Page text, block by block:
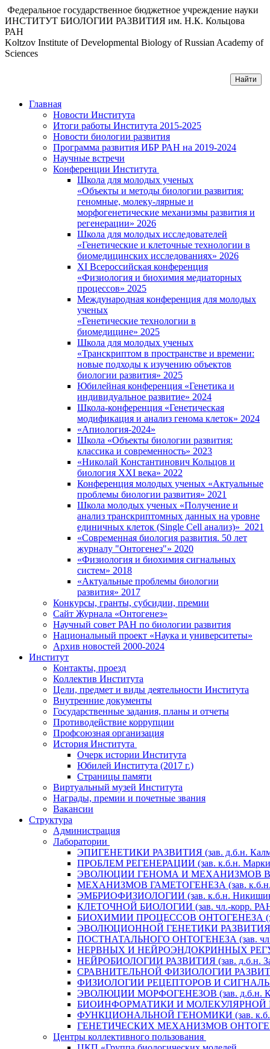
Федеральное государственное бюджетное учреждение науки
ИНСТИТУТ БИОЛОГИИ РАЗВИТИЯ им. Н.К. Кольцова
РАН
Koltzov Institute of Developmental Biology of Russian Academy of
Sciences
Главная
Новости Института
Итоги работы Института 2015-2025
Новости биологии развития
Программа развития ИБР РАН на 2019-2024
Научные встречи
Конференции Института
Школа для молодых ученых
«Объекты и методы биологии развития:
геномные, молеку-лярные и
морфогенетические механизмы развития и
регенерации» 2026
Школа для молодых исследователей
«Генетические и клеточные технологии в
биомедицинских исследованиях» 2026
XI Всероссийская конференция
«Физиология и биохимия медиаторных
процессов» 2025
Международная конференция для молодых
ученых
«Генетические технологии в
биомедицине» 2025
Школа для молодых ученых
«Транскриптом в пространстве и времени:
новые подходы к изучению объектов
биологии развития» 2025
Юбилейная конференция «Генетика и
индивидуальное развитие» 2024
Школа-конференция «Генетическая
модификация и анализ генома клеток» 2024
«Апиология-2024»
Школа «Объекты биологии развития:
классика и современность» 2023
«Николай Константинович Кольцов и
биология XXI века» 2022
Конференция молодых ученых «Актуальные
проблемы биологии развития» 2021
Школа молодых ученых «Получение и
анализ транскриптомных данных на уровне
единичных клеток (Single Cell анализ)» 2021
«Современная биология развития. 50 лет
журналу "Онтогенез"» 2020
«Физиология и биохимия сигнальных
систем» 2018
«Актуальные проблемы биологии
развития» 2017
Конкурсы, гранты, субсидии, премии
Сайт Журнала «Онтогенез»
Научный совет РАН по биологии развития
Национальный проект «Наука и университеты»
Архив новостей 2000-2024
Институт
Контакты, проезд
Коллектив Института
Цели, предмет и виды деятельности Института
Внутренние документы
Государственные задания, планы и отчеты
Противодействие коррупции
Профсоюзная организация
История Института
Очерк истории Института
Юбилей Института (2017 г.)
Страницы памяти
Виртуальный музей Института
Награды, премии и почетные звания
Вакансии
Структура
Администрация
Лаборатории
ЭПИГЕНЕТИКИ РАЗВИТИЯ (зав. д.б.н.
ПРОБЛЕМ РЕГЕНЕРАЦИИ (зав. к.б.н.
ЭВОЛЮЦИИ ГЕНОМА И МЕХАНИЗМОВ
МЕХАНИЗМОВ ГАМЕТОГЕНЕЗА (зав.
ЭМБРИОФИЗИОЛОГИИ (зав. к.б.н.
КЛЕТОЧНОЙ БИОЛОГИИ (зав. чл.-корр. РАН
БИОХИМИИ ПРОЦЕССОВ ОНТОГЕНЕЗА
ЭВОЛЮЦИОННОЙ ГЕНЕТИКИ РАЗВИТИЯ
ПОСТНАТАЛЬНОГО ОНТОГЕНЕЗА (зав. чл.-
НЕРВНЫХ И НЕЙРОЭНДОКРИННЫХ
НЕЙРОБИОЛОГИИ РАЗВИТИЯ (зав. д.б.н.
СРАВНИТЕЛЬНОЙ ФИЗИОЛОГИИ РАЗВИТИЯ
ФИЗИОЛОГИИ РЕЦЕПТОРОВ И
ЭВОЛЮЦИИ МОРФОГЕНЕЗОВ (зав. д.б.н.
БИОИНФОРМАТИКИ И МОЛЕКУЛЯРНОЙ
ФУНКЦИОНАЛЬНОЙ ГЕНОМИКИ (зав.
ГЕНЕТИЧЕСКИХ МЕХАНИЗМОВ
Центры коллективного пользования